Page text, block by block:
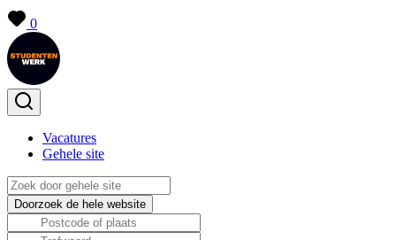
0
Vacatures
Gehele site